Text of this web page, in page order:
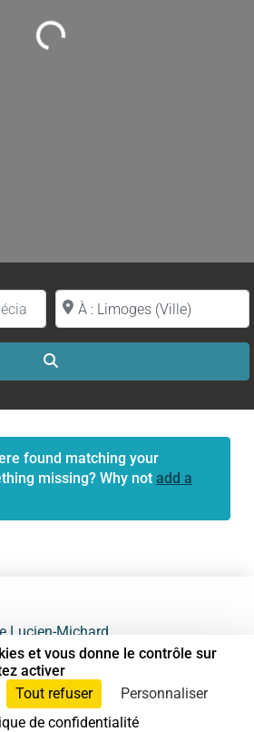
Loading...
par nom
Proche de (ville ou région)
found matching your
missing? Why not add a
Lucien-Michard
Gargan
09
et vous donne le contrôle sur
activer
Tout refuser
Personnaliser
de confidentialité